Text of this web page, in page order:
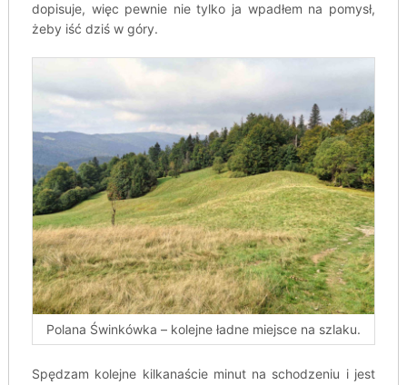
dopisuje, więc pewnie nie tylko ja wpadłem na pomysł,
żeby iść dziś w góry.
Polana Świnkówka – kolejne ładne miejsce na szlaku.
Spędzam kolejne kilkanaście minut na schodzeniu i jest